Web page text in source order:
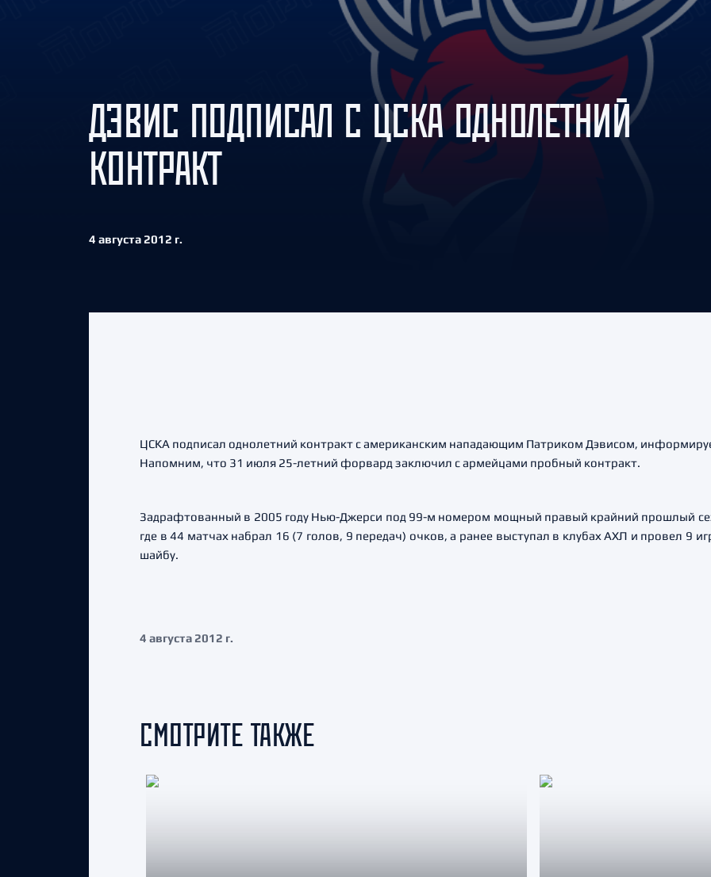
Амур
Барыс
Салават Юлаев
Сибирь
ДЭВИС ПОДПИСАЛ С ЦСКА ОДНОЛЕТНИЙ
КОНТРАКТ
4 августа 2012 г.
ЦСКА подписал однолетний контракт с американским нападающим Патриком Дэвисом,
Напомним, что 31 июля 25-летний форвард заключил с армейцами пробный контракт.
Задрафтованный в 2005 году Нью-Джерси под 99-м номером мощный правый крайний прошлый
где в 44 матчах набрал 16 (7 голов, 9 передач) очков, а ранее выступал в клубах АХЛ и провел 9
шайбу.
4 августа 2012 г.
СМОТРИТЕ ТАКЖЕ